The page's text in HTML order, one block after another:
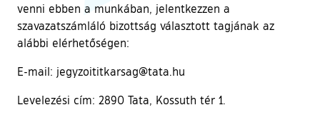
venni ebben a munkában, jelentkezzen a
szavazatszámláló bizottság választott tagjának az
alábbi elérhetőségen:
E-mail: jegyzoititkarsag@tata.hu
Levelezési cím: 2890 Tata, Kossuth tér 1.